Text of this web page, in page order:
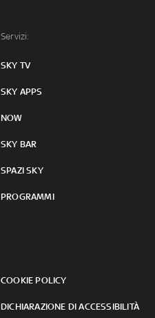
Servizi:
SKY TV
SKY APPS
NOW
SKY BAR
SPAZI SKY
PROGRAMMI
COOKIE POLICY
DICHIARAZIONE DI ACCESSIBILITÀ